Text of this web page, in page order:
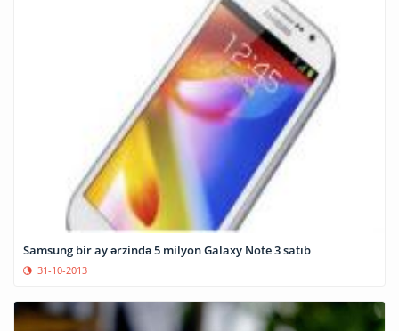
Samsung bir ay ərzində 5 milyon Galaxy Note 3 satıb
31-10-2013